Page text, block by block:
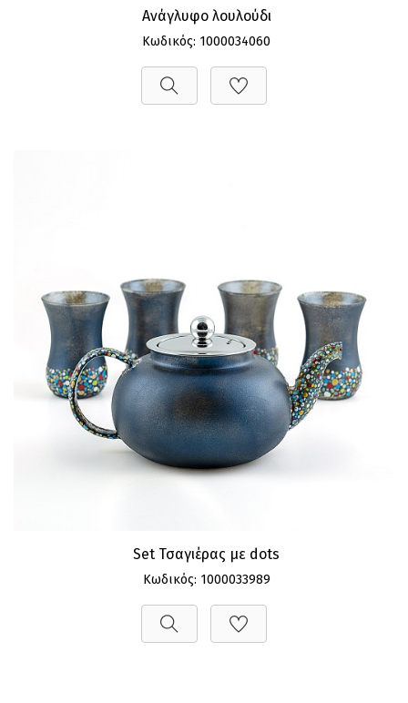
Ανάγλυφο λουλούδι
Κωδικός: 1000034060
Set Τσαγιέρας με dots
Κωδικός: 1000033989